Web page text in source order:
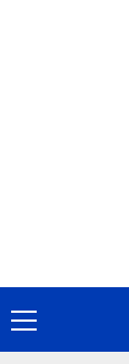
Primary
Menu